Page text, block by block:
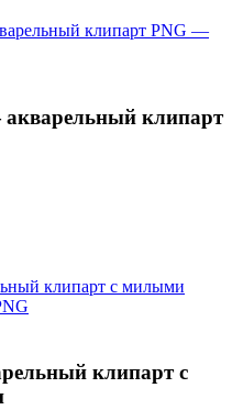
клипарт
клипарт с